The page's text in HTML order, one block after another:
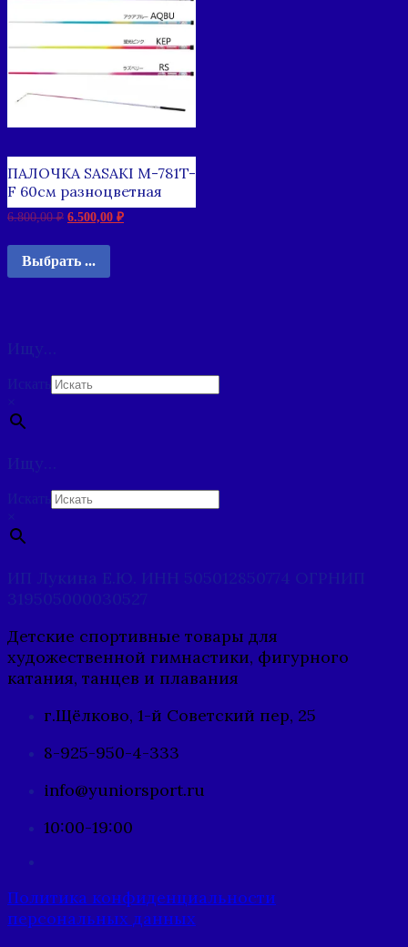
ПАЛОЧКА SASAKI M-781T-
F 60см разноцветная
6.800,00₽ 6.500,00 ₽
Выбрать ...
Ищу…
Искать
×
Ищу…
Искать
×
ИП Лукина Е.Ю. ИНН 505012850774 ОГРНИП
319505000030527
Детские спортивные товары для
художественной гимнастики, фигурного
катания, танцев и плавания
г.Щёлково, 1-й Советский пер, 25
8-925-950-4-333
info@yuniorsport.ru
10:00-19:00
Политика конфиденциальности
персональных данных